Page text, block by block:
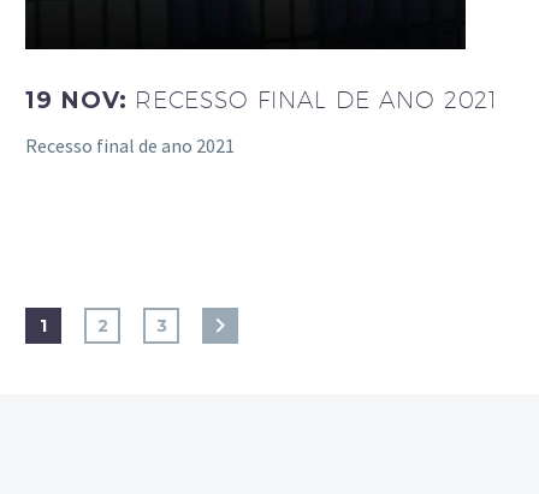
19 NOV: RECESSO FINAL DE ANO 2021
Recesso final de ano 2021
1 2 3